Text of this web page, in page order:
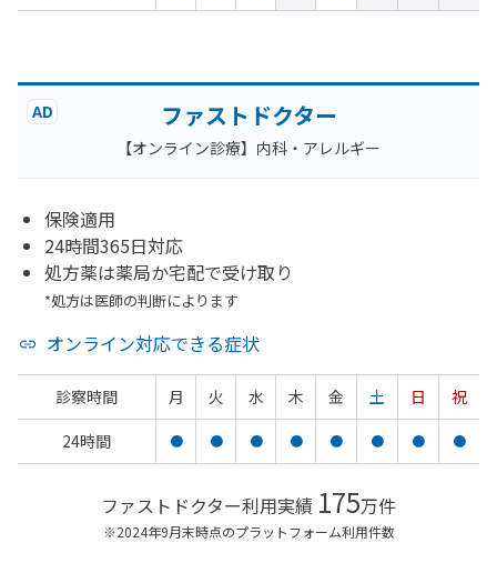
AD ファストドクター
【オンライン診療】内科・アレルギー
保険適用
24時間365日対応
処方薬は薬局か宅配で受け取り
*処方は医師の判断によります
オンライン対応できる症状
診察時間 月 火 水 木 金 土 日
祝
24時間
● ● ● ● ● ● ● ●
ファストドクター利用実績 175万件
※2024年9月末時点のプラットフォーム利用件数